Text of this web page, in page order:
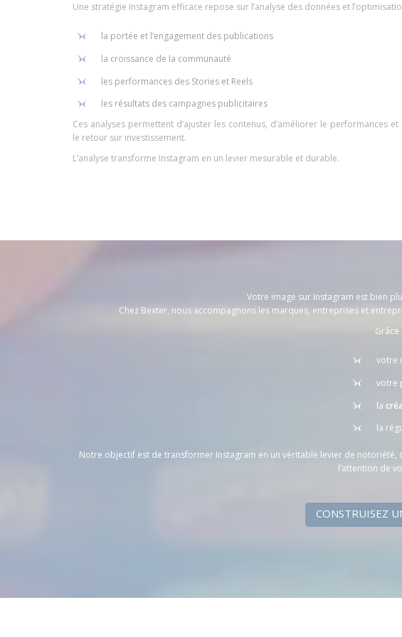
Une stratégie Instagram efficace repose sur l’analyse des données et
la portée et l’engagement des publications
la croissance de la communauté
les performances des Stories et Reels
les résultats des campagnes publicitaires
Ces analyses permettent d’ajuster les contenus, d’améliorer le performances
le retour sur investissement.
L’analyse transforme Instagram en un levier mesurable et durable.
Votre image sur Instagram est bien
Chez Bexter, nous accompagnons les marques, entreprises et
votre
votre
la
la
Notre objectif est de transformer Instagram en un véritable levier de notoriété,
l’attention de
CONSTRUISEZ